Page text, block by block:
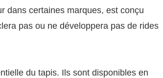
dans certaines marques, est conçu
pas ou ne développera pas de rides
du tapis. Ils sont disponibles en